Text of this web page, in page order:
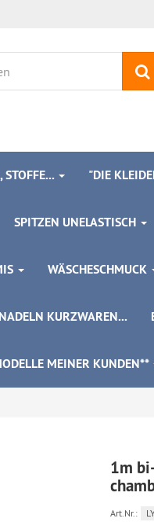
"DIE
SPITZEN UNELASTISCH
WÄSCHESCHMUCK
KURZWAREN...
MEINER KUNDEN**
1m
Art.Nr.: